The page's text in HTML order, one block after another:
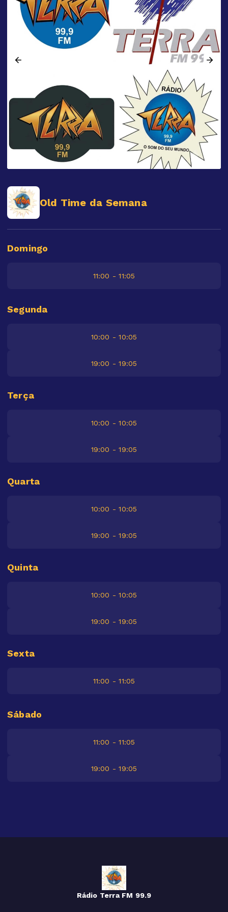
Old Time da Semana
Domingo
11:00 - 11:05
Segunda
10:00 - 10:05
19:00 - 19:05
Terça
10:00 - 10:05
19:00 - 19:05
Quarta
10:00 - 10:05
19:00 - 19:05
Quinta
10:00 - 10:05
19:00 - 19:05
Sexta
11:00 - 11:05
Sábado
11:00 - 11:05
19:00 - 19:05
Rádio Terra FM 99.9